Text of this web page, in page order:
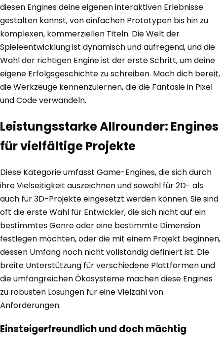
diesen Engines deine eigenen interaktiven Erlebnisse
gestalten kannst, von einfachen Prototypen bis hin zu
komplexen, kommerziellen Titeln. Die Welt der
Spieleentwicklung ist dynamisch und aufregend, und die
Wahl der richtigen Engine ist der erste Schritt, um deine
eigene Erfolgsgeschichte zu schreiben. Mach dich bereit,
die Werkzeuge kennenzulernen, die die Fantasie in Pixel
und Code verwandeln.
Leistungsstarke Allrounder: Engines
für vielfältige Projekte
Diese Kategorie umfasst Game-Engines, die sich durch
ihre Vielseitigkeit auszeichnen und sowohl für 2D- als
auch für 3D-Projekte eingesetzt werden können. Sie sind
oft die erste Wahl für Entwickler, die sich nicht auf ein
bestimmtes Genre oder eine bestimmte Dimension
festlegen möchten, oder die mit einem Projekt beginnen,
dessen Umfang noch nicht vollständig definiert ist. Die
breite Unterstützung für verschiedene Plattformen und
die umfangreichen Ökosysteme machen diese Engines
zu robusten Lösungen für eine Vielzahl von
Anforderungen.
Einsteigerfreundlich und doch mächtig